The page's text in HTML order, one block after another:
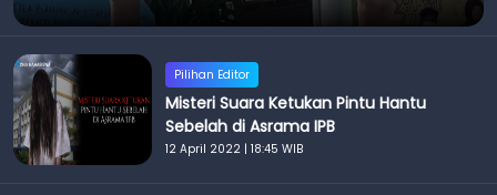
Pilihan Editor
Misteri Suara Ketukan Pintu Hantu
Sebelah di Asrama IPB
12 April 2022 | 18:45 WIB